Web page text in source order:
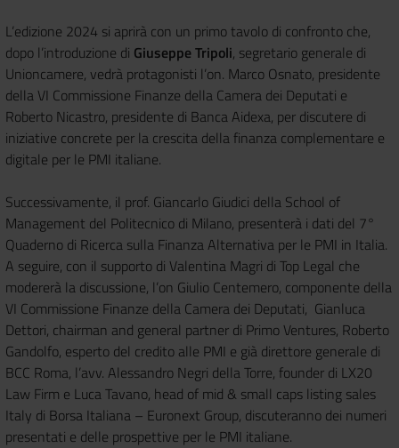
L’edizione 2024 si aprirà con un primo tavolo di confronto che,
dopo l’introduzione di Giuseppe Tripoli, segretario generale di
Unioncamere, vedrà protagonisti l’on. Marco Osnato, presidente
della VI Commissione Finanze della Camera dei Deputati e
Roberto Nicastro, presidente di Banca Aidexa, per discutere di
iniziative concrete per la crescita della finanza complementare e
digitale per le PMI italiane.
Successivamente, il prof. Giancarlo Giudici della School of
Management del Politecnico di Milano, presenterà i dati del 7°
Quaderno di Ricerca sulla Finanza Alternativa per le PMI in Italia.
A seguire, con il supporto di Valentina Magri di Top Legal che
modererà la discussione, l’on Giulio Centemero, componente della
VI Commissione Finanze della Camera dei Deputati, Gianluca
Dettori, chairman and general partner di Primo Ventures, Roberto
Gandolfo, esperto del credito alle PMI e già direttore generale di
BCC Roma, l’avv. Alessandro Negri della Torre, founder di LX20
Law Firm e Luca Tavano, head of mid & small caps listing sales
Italy di Borsa Italiana – Euronext Group, discuteranno dei numeri
presentati e delle prospettive per le PMI italiane.